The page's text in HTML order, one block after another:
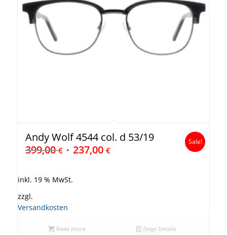
Andy Wolf 4544 col. d 53/19
399,00€ 237,00 €
Sale!
inkl. 19 % MwSt.
zzgl.
Versandkosten
Read more Zeige Details